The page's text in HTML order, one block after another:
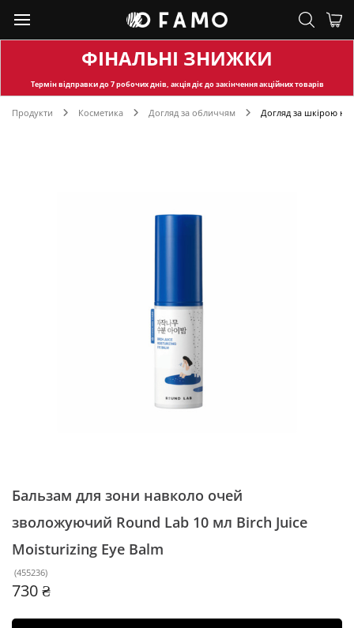
ФІНАЛЬНІ ЗНИЖКИ
Термін відправкидо 7 робочих днів, акція діє до закінчення акційних товарів
Продукти Косметика Догляд за обличчям Догляд за шкірою
Бальзам для зони навколо очей
зволожуючий Round Lab 10 мл Birch Juice
Moisturizing Eye Balm
(455236)
730 ₴